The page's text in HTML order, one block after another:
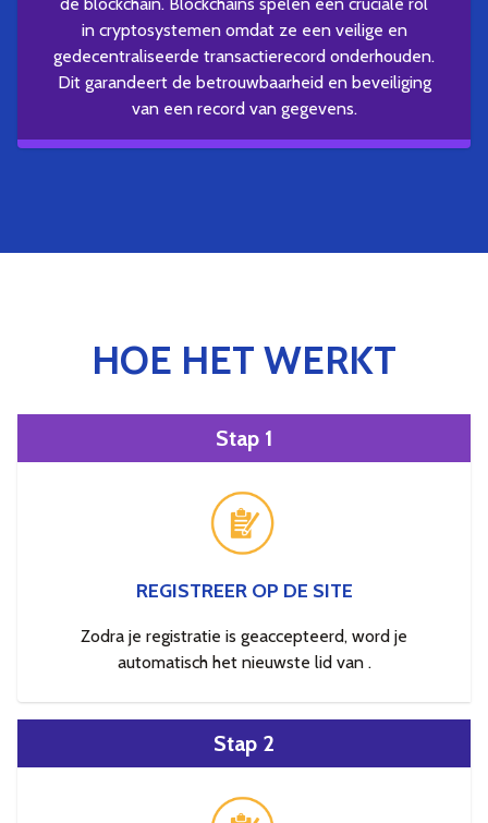
in cryptosystemen omdat ze een veilige en
gedecentraliseerde transactierecord onderhouden.
Dit garandeert de betrouwbaarheid en beveiliging
van een record van gegevens.
HOE HET WERKT
Stap 1
REGISTREER OP DE SITE
Zodra je registratie is geaccepteerd, word je
automatisch het nieuwste lid van .
Stap 2